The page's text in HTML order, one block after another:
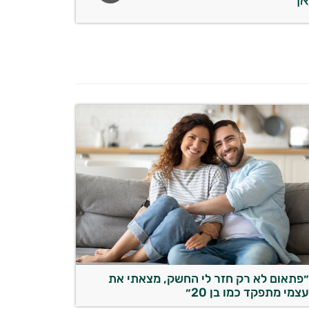
״פתאום לא רק חזר לי החשק, מצאתי את
עצמי מתפקד כמו בן 20״